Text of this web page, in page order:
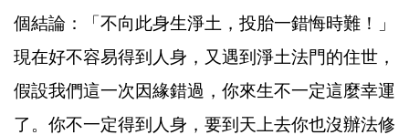
個結論：「不向此身生淨土，投胎一錯悔時難！」
現在好不容易得到人身，又遇到淨土法門的住世，
假設我們這一次因緣錯過，你來生不一定這麼幸運
了。你不一定得到人身，要到天上去你也沒辦法修